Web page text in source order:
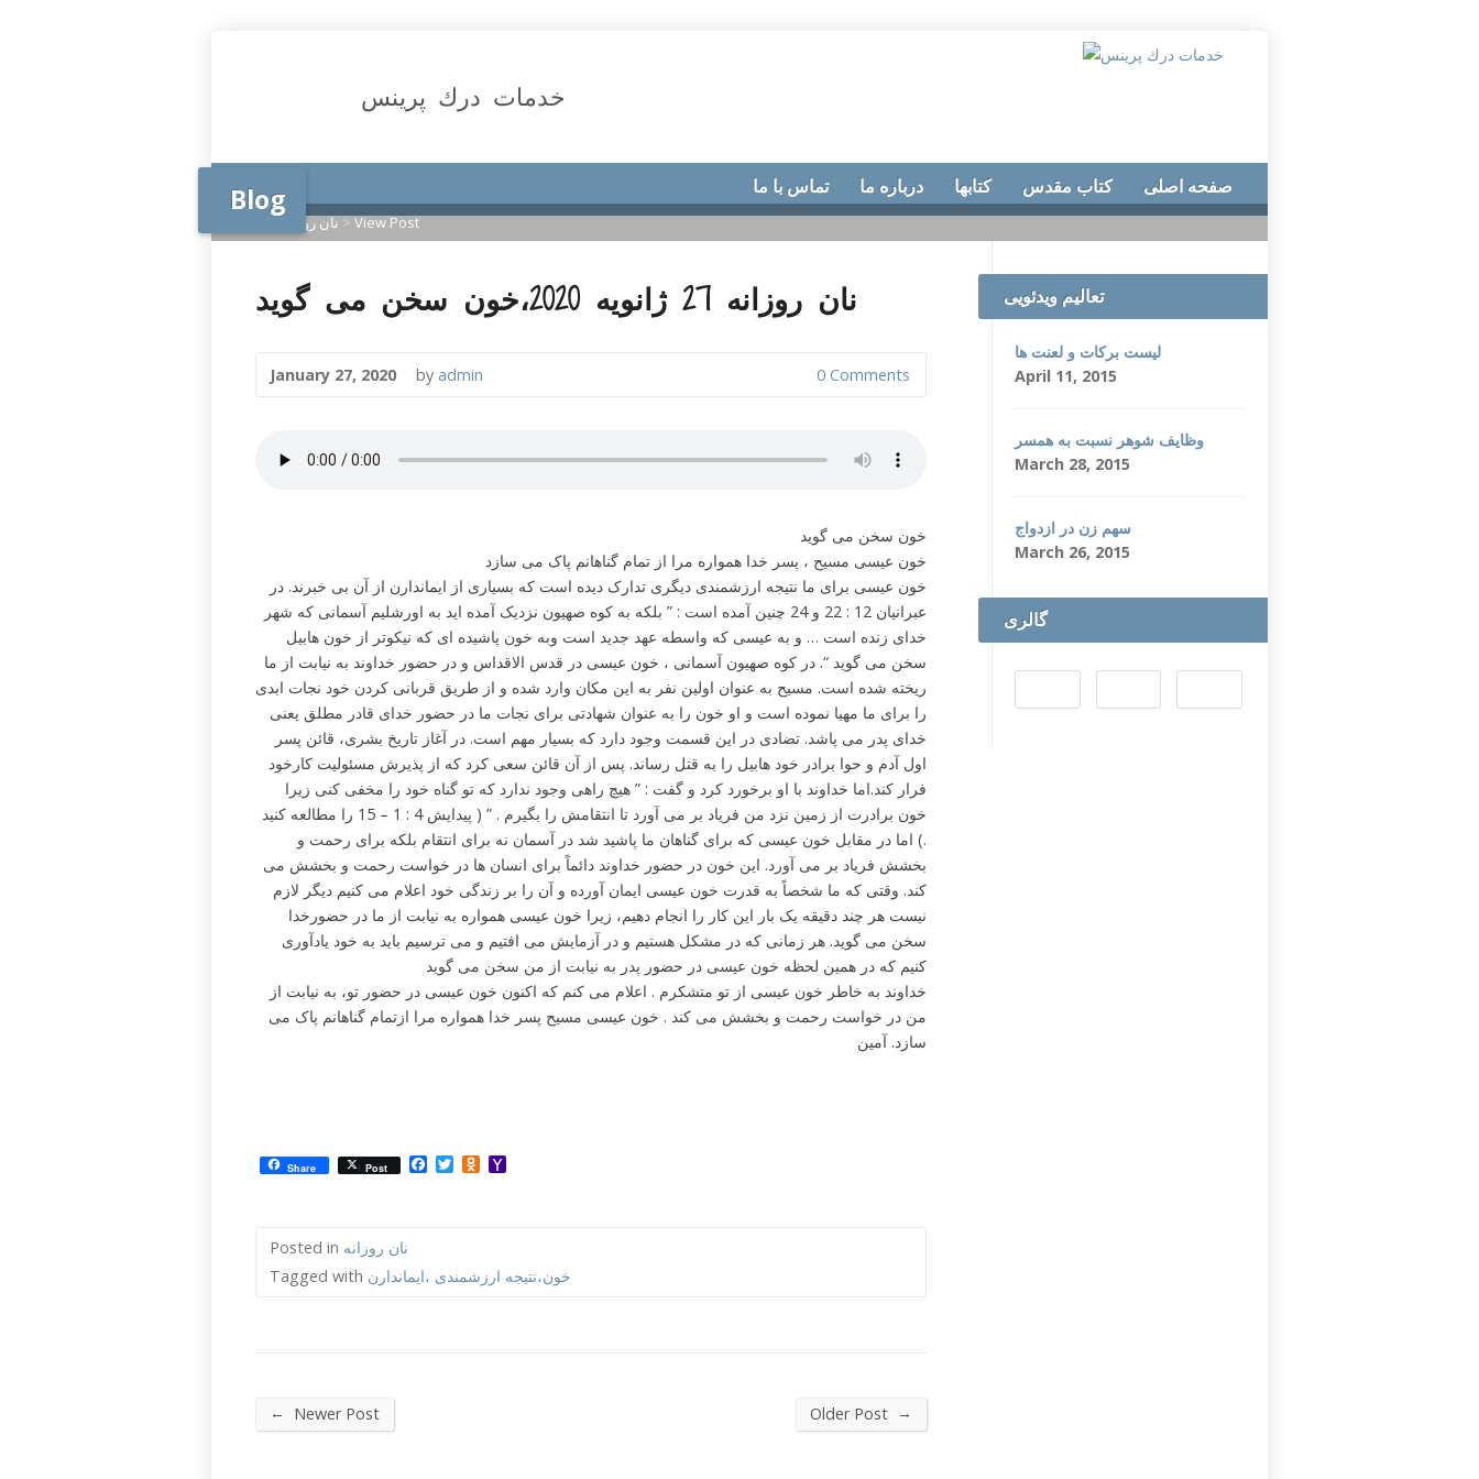
خدمات درك پرينس
تماس با ما درباره ما کتابها کتاب مقدس صفحه اصلی Blog
>نان روزانه>View Post
نان روزانه 27 ژانویه 2020،خون سخن می گوید
January 27, 2020 by admin 0 Comments
خون سخن می گوید
خون عیسی مسیح ، پسر خدا همواره مرا از تمام گناهانم پاک می سازد
خون عیسی برای ما نتیجه ارزشمندی دیگری تدارک دیده است که بسیاری از ایماندارن از آن بی خبرند. در
عبرانیان 12 : 22 و 24 چنین آمده است : ” بلکه به کوه صهیون نزدیک آمده اید به اورشلیم آسمانی که شهر
خدای زنده است … و به عیسی که واسطه عهد جدید است وبه خون پاشیده ای که نیکوتر از خون هابیل
سخن می گوید “. در کوه صهیون آسمانی ، خون عیسی در قدس الاقداس و در حضور خداوند به نیابت از ما
ریخته شده است. مسیح به عنوان اولین نفر به این مکان وارد شده و از طریق قربانی کردن خود نجات ابدی
را برای ما مهیا نموده است و او خون را به عنوان شهادتی برای نجات ما در حضور خدای قادر مطلق یعنی
خدای پدر می پاشد. تضادی در این قسمت وجود دارد که بسیار مهم است. در آغاز تاریخ بشری، قائن پسر
اول آدم و حوا برادر خود هابیل را به قتل رساند. پس از آن قائن سعی کرد که از پذیرش مسئولیت کارخود
فرار کند.اما خداوند با او برخورد کرد و گفت : ” هیچ راهی وجود ندارد که تو گناه خود را مخفی کنی زیرا
خون برادرت از زمین نزد من فریاد بر می آورد تا انتقامش را بگیرم . ” ( پیدایش 4 : 1 – 15 را مطالعه کنید
.) اما در مقابل خون عیسی که برای گناهان ما پاشید شد در آسمان نه برای انتقام بلکه برای رحمت و
بخشش فریاد بر می آورد. این خون در حضور خداوند دائماً برای انسان ها در خواست رحمت و بخشش می
کند. وقتی که ما شخصاً به قدرت خون عیسی ایمان آورده و آن را بر زندگی خود اعلام می کنیم دیگر لازم
نیست هر چند دقیقه یک بار این کار را انجام دهیم، زیرا خون عیسی همواره به نیابت از ما در حضورخدا
سخن می گوید. هر زمانی که در مشکل هستیم و در آزمایش می افتیم و می ترسیم باید به خود یادآوری
کنیم که در همین لحظه خون عیسی در حضور پدر به نیابت از من سخن می گوید
خداوند به خاطر خون عیسی از تو متشکرم . اعلام می کنم که اکنون خون عیسی در حضور تو، به نیابت از
من در خواست رحمت و بخشش می کند . خون عیسی مسیح پسر خدا همواره مرا ازتمام گناهانم پاک می
سازد. آمین
Share Post Facebook
TwitterOdnoklassniki
Posted in نان روزانه
Tagged with خون،نتیجه ارزشمندی ،ایماندارن
← Newer Post Older Post →
تعالیم ویدئویی
لیست برکات و لعنت ها
April 11, 2015
وظایف شوهر نسبت به همسر
March 28, 2015
سهم زن در ازدواج
March 26, 2015
گالری